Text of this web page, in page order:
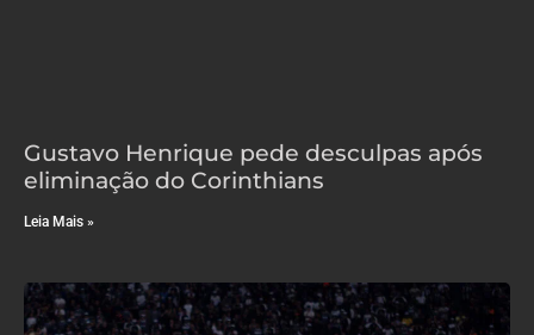
Gustavo Henrique pede desculpas após
eliminação do Corinthians
Leia Mais »